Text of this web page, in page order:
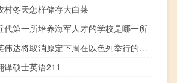
村冬天怎样储存大白莱
代第一所培养海军人才的学校是哪一所
英伟达将取消原定下周在以色列举行的人工智能峰会
译硕士英语211